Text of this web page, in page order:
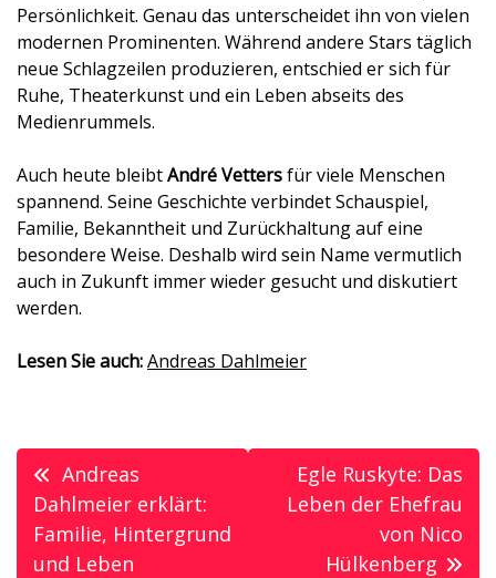
Persönlichkeit. Genau das unterscheidet ihn von vielen
modernen Prominenten. Während andere Stars täglich
neue Schlagzeilen produzieren, entschied er sich für
Ruhe, Theaterkunst und ein Leben abseits des
Medienrummels.
Auch heute bleibtAndré Vettersfür viele Menschen
spannend. Seine Geschichte verbindet Schauspiel,
Familie, Bekanntheit und Zurückhaltung auf eine
besondere Weise. Deshalb wird sein Name vermutlich
auch in Zukunft immer wieder gesucht und diskutiert
werden.
Lesen Sie auch:Andreas Dahlmeier
Post
navigation
Andreas
Dahlmeier erklärt:
Familie, Hintergrund
und Leben
Egle Ruskyte: Das
Leben der Ehefrau
von Nico
Hülkenberg